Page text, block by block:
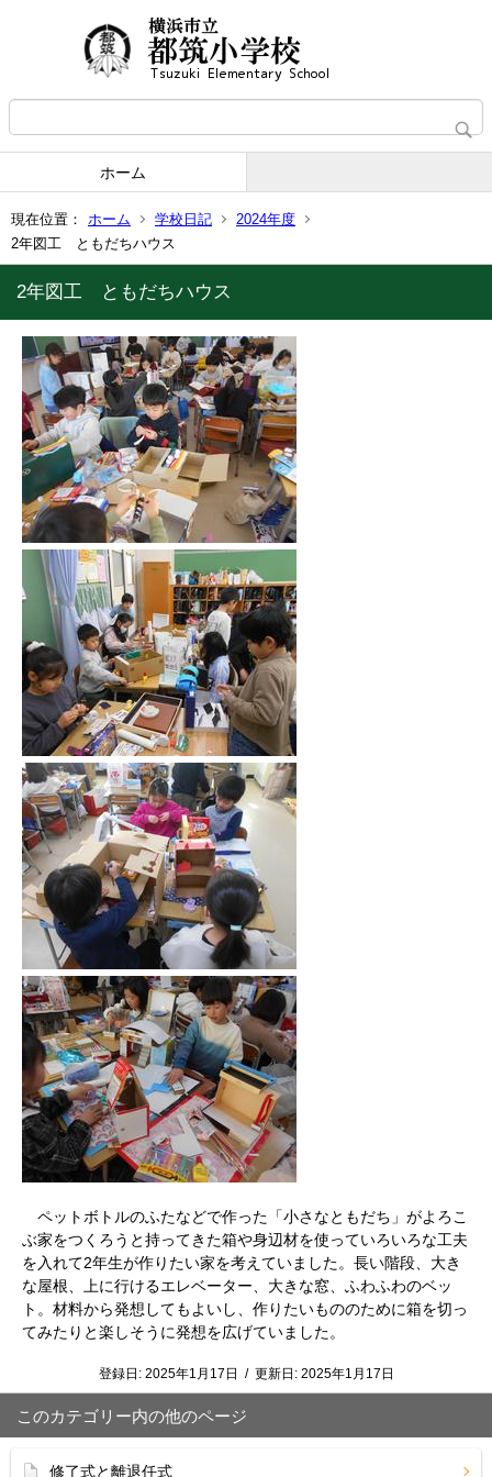
ホーム
現在位置： ホーム 学校日記
2024年度
2年図工 ともだちハウス
2年図工 ともだちハウス
ペットボトルのふたなどで作った「小さなともだち」がよろこ
ぶ家をつくろうと持ってきた箱や身辺材を使っていろいろな工夫
を入れて2年生が作りたい家を考えていました。長い階段、大き
な屋根、上に行けるエレベーター、大きな窓、ふわふわのベッ
ト。材料から発想してもよいし、作りたいもののために箱を切っ
てみたりと楽しそうに発想を広げていました。
登録日: 2025年1月17日 / 更新日: 2025年1月17日
このカテゴリー内の他のページ
修了式と離退任式